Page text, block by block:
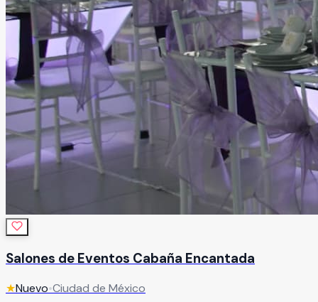
Salones de Eventos Cabaña Encantada
★Nuevo•Ciudad de México